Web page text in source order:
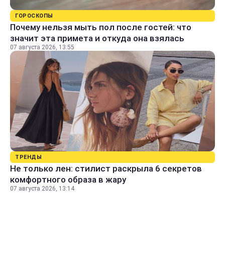
ГОРОСКОПЫ
Почему нельзя мыть пол после гостей: что
значит эта примета и откуда она взялась
07 августа 2026, 13:55
ТРЕНДЫ
Не только лен: стилист раскрыла 6 секретов
комфортного образа в жару
07 августа 2026, 13:14